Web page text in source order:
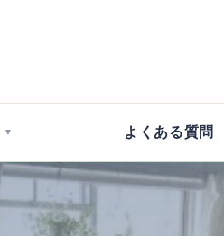
よくある質問